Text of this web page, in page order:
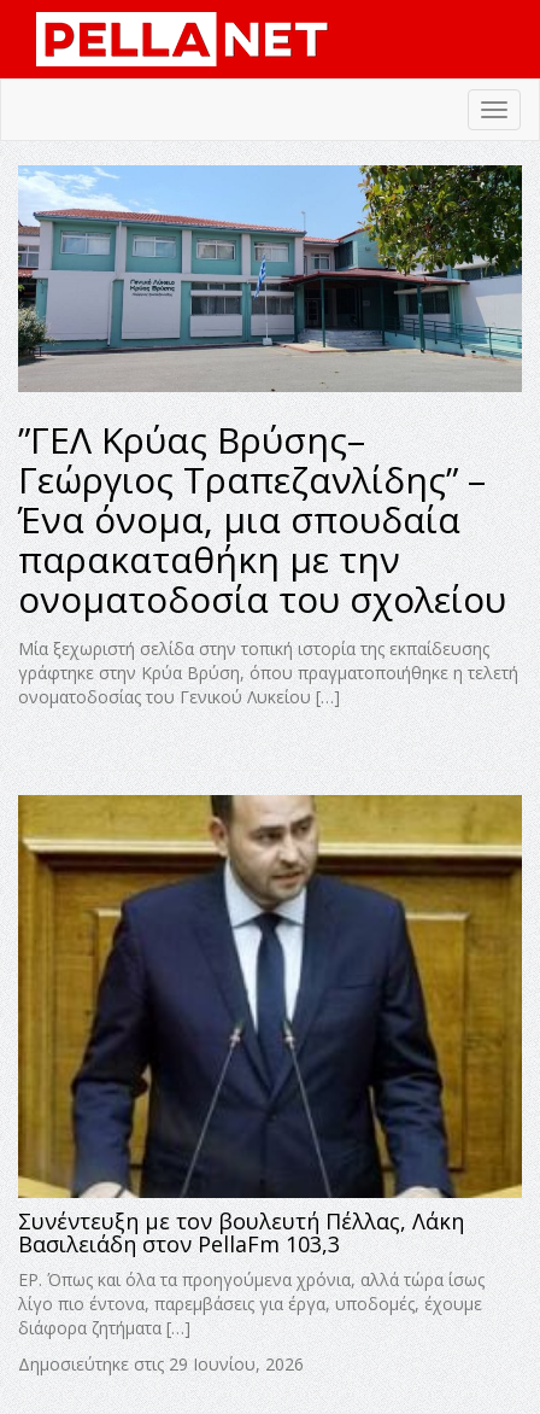
”ΓΕΛ Κρύας Βρύσης–
Γεώργιος Τραπεζανλίδης” –
Ένα όνομα, μια σπουδαία
παρακαταθήκη με την
ονοματοδοσία του σχολείου
Μία ξεχωριστή σελίδα στην τοπική ιστορία της εκπαίδευσης
γράφτηκε στην Κρύα Βρύση, όπου πραγματοποιήθηκε η τελετή
ονοματοδοσίας του Γενικού Λυκείου […]
Συνέντευξη με τον βουλευτή Πέλλας, Λάκη
Βασιλειάδη στον PellaFm 103,3
ΕΡ. Όπως και όλα τα προηγούμενα χρόνια, αλλά τώρα ίσως
λίγο πιο έντονα, παρεμβάσεις για έργα, υποδομές, έχουμε
διάφορα ζητήματα […]
Δημοσιεύτηκε στις 29 Ιουνίου, 2026